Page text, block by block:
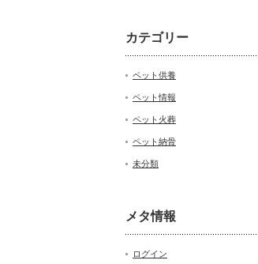
カテゴリー
ペット供養
ペット情報
ペット火葬
ペット納骨
未分類
メタ情報
ログイン